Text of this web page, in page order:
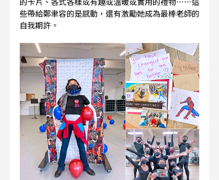
些帶給鄭聿容的是感動，還有激勵她成為最棒老師的
自我期許。